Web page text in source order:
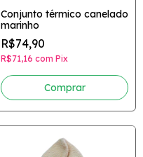
Conjunto térmico canelado
marinho
R$74,90
R$71,16 com Pix
Comprar